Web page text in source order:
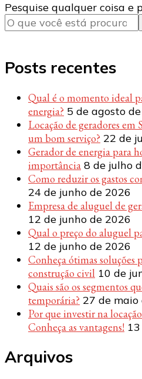
Procurando
algo?
Pesquise qualquer coisa e
Posts recentes
Qual é o momento ideal
energia? 5 de agosto
Locação de geradores em
um bom serviço? 22 de
Gerador de energia para
importância 8 de julho
Como reduzir os gastos
24 de junho de 2026
Empresa de aluguel de
12 de junho de 2026
Qual o preço do aluguel
12 de junho de 2026
Conheça ótimas soluções
construção civil 10 de
Quais são os segmentos
temporária? 27 de maio
Por que investir na
Conheça as vantagens!
Arquivos